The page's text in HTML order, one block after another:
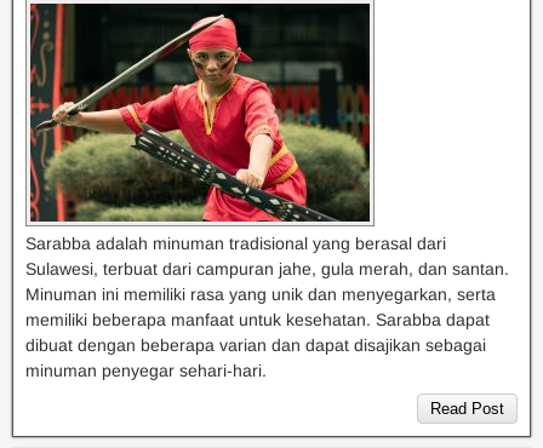
Sarabba adalah minuman tradisional yang berasal dari
Sulawesi, terbuat dari campuran jahe, gula merah, dan santan.
Minuman ini memiliki rasa yang unik dan menyegarkan, serta
memiliki beberapa manfaat untuk kesehatan. Sarabba dapat
dibuat dengan beberapa varian dan dapat disajikan sebagai
minuman penyegar sehari-hari.
Read Post